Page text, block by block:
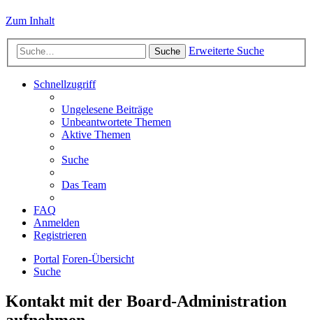
Zum Inhalt
Suche Erweiterte Suche
Schnellzugriff
Ungelesene Beiträge
Unbeantwortete Themen
Aktive Themen
Suche
Das Team
FAQ
Anmelden
Registrieren
Portal Foren-Übersicht
Suche
Kontakt mit der Board-Administration